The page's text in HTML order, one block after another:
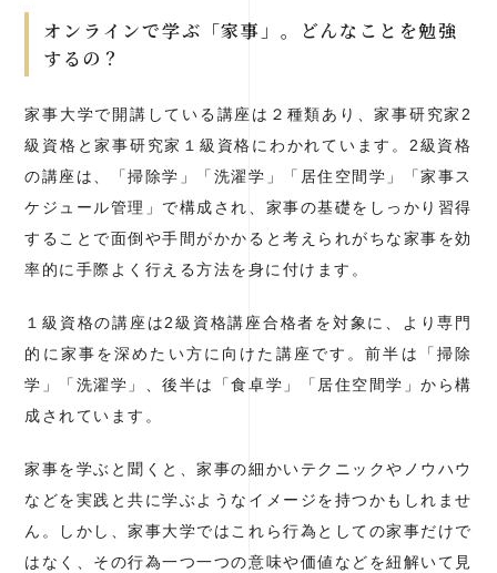
オンラインで学ぶ「家事」。どんなことを勉強
するの？
家事大学で開講している講座は２種類あり、家事研究家2
級資格と家事研究家１級資格にわかれています。2級資格
の講座は、「掃除学」「洗濯学」「居住空間学」「家事ス
ケジュール管理」で構成され、家事の基礎をしっかり習得
することで面倒や手間がかかると考えられがちな家事を効
率的に手際よく行える方法を身に付けます。
１級資格の講座は2級資格講座合格者を対象に、より専門
的に家事を深めたい方に向けた講座です。前半は「掃除
学」「洗濯学」、後半は「食卓学」「居住空間学」から構
成されています。
家事を学ぶと聞くと、家事の細かいテクニックやノウハウ
などを実践と共に学ぶようなイメージを持つかもしれませ
ん。しかし、家事大学ではこれら行為としての家事だけで
はなく、その行為一つ一つの意味や価値などを紐解いて見